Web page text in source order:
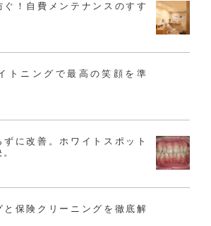
ぐ！自費メンテナンスのすす
トニングで最高の笑顔を準
に改善。ホワイトスポット
と保険クリーニングを徹底解